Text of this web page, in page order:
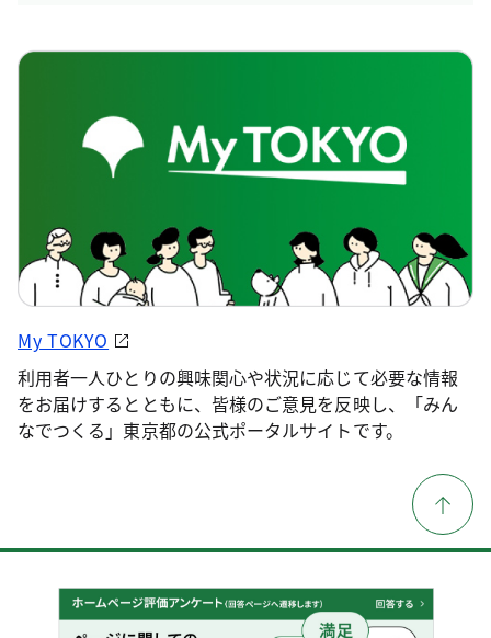
My TOKYO
利用者一人ひとりの興味関心や状況に応じて必要な情報
をお届けするとともに、皆様のご意見を反映し、「みん
なでつくる」東京都の公式ポータルサイトです。